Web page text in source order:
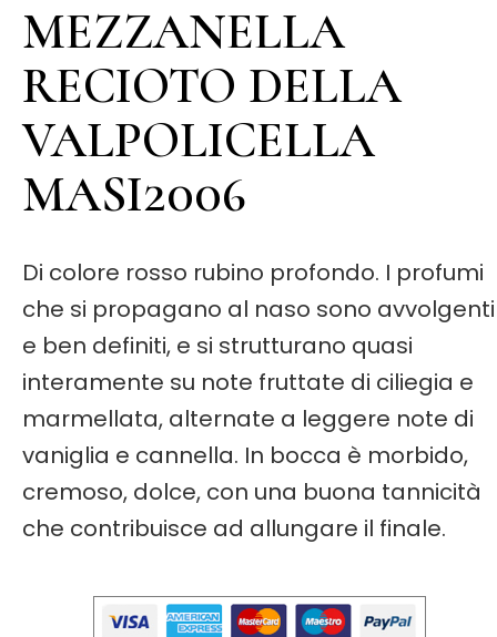
MEZZANELLA
RECIOTO DELLA
VALPOLICELLA
MASI2006
Di colore rosso rubino profondo. I profumi
che si propagano al naso sono avvolgenti
e ben definiti, e si strutturano quasi
interamente su note fruttate di ciliegia e
marmellata, alternate a leggere note di
vaniglia e cannella. In bocca è morbido,
cremoso, dolce, con una buona tannicità
che contribuisce ad allungare il finale.